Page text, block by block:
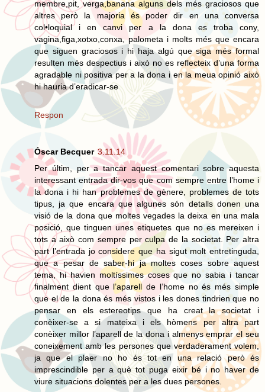
membre,pit, verga,banana alguns dels més graciosos que
altres però la majoria és poder dir en una conversa
col•loquial i en canvi per a la dona es troba cony,
vagina,figa,xotxo,conxa, palometa i molts més que encara
que siguen graciosos i hi haja algú que siga més formal
resulten més despectius i això no es reflecteix d’una forma
agradable ni positiva per a la dona i en la meua opinió això
hi hauria d’eradicar-se
Respon
Óscar Becquer 3.11.14
Per últim, per a tancar aquest comentari sobre aquesta
interessant entrada dir-vos que com sempre entre l’home i
la dona i hi han problemes de gènere, problemes de tots
tipus, ja que encara que algunes són detalls donen una
visió de la dona que moltes vegades la deixa en una mala
posició, que tinguen unes etiquetes que no es mereixen i
tots a això com sempre per culpa de la societat. Per altra
part l’entrada jo considere que ha sigut molt entretinguda,
que a pesar de saber-hi ja moltes coses sobre aquest
tema, hi havien moltíssimes coses que no sabia i tancar
finalment dient que l’aparell de l’home no és més simple
que el de la dona és més vistos i les dones tindrien que no
pensar en els estereotips que ha creat la societat i
conèixer-se a si mateixa i els hòmens per altra part
conèixer millor l’aparell de la dona i almenys emprar el seu
coneixement amb les persones que verdaderament volem,
ja que el plaer no ho és tot en una relació però és
imprescindible per a què tot puga eixir bé i no haver de
viure situacions dolentes per a les dues persones.